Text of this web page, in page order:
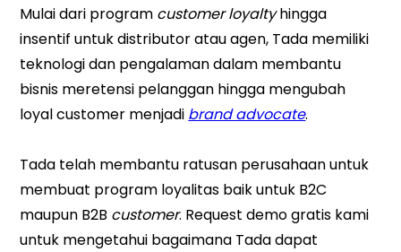
Mulai dari program customer loyaltyhingga
insentif untuk distributor atau agen, Tada memiliki
teknologi dan pengalaman dalam membantu
bisnis meretensi pelanggan hingga mengubah
loyal customer menjadi brand advocate.
Tada telah membantu ratusan perusahaan untuk
membuat program loyalitas baik untuk B2C
maupun B2B customer. Request demo gratis kami
untuk mengetahui bagaimana Tada dapat